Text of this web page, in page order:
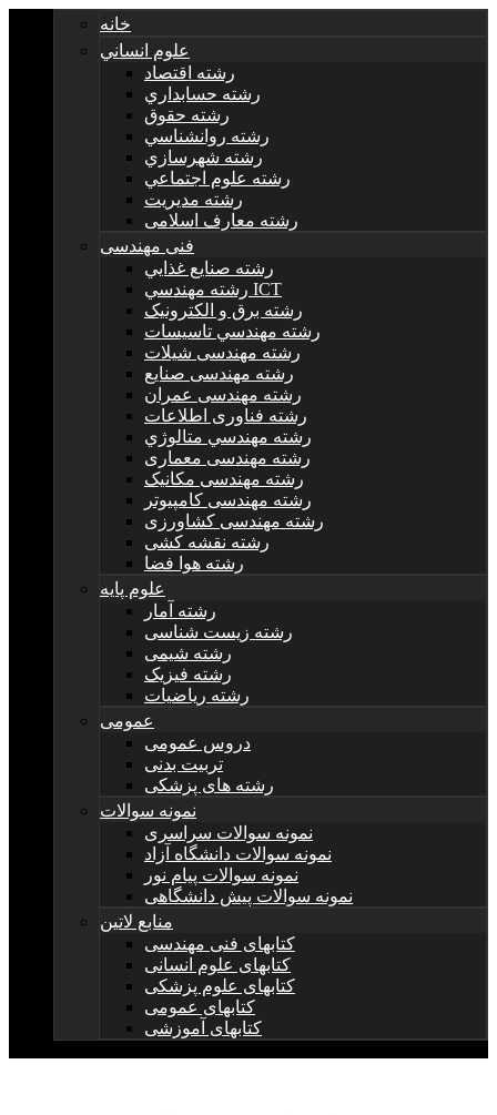
خانه
علوم انساني
رشته اقتصاد
رشته حسابداري
رشته حقوق
رشته روانشناسي
رشته شهرسازي
رشته علوم اجتماعي
رشته مديريت
رشته معارف اسلامی
فنی مهندسی
رشته صنايع غذايي
رشته مهندسي ICT
رشته برق و الکترونيک
رشته مهندسي تاسيسات
رشته مهندسی شیلات
رشته مهندسی صنایع
رشته مهندسی عمران
رشته فناوری اطلاعات
رشته مهندسي متالوژي
رشته مهندسی معماری
رشته مهندسی مکانیک
رشته مهندسی کامپیوتر
رشته مهندسی کشاورزی
رشته نقشه کشی
رشته هوا فضا
علوم پایه
رشته آمار
رشته زیست شناسی
رشته شیمی
رشته فیزیک
رشته ریاضیات
عمومی
دروس عمومی
تربیت بدنی
رشته های پزشکی
نمونه سوالات
نمونه سوالات سراسری
نمونه سوالات دانشگاه آزاد
نمونه سوالات پیام نور
نمونه سوالات پیش دانشگاهی
منابع لاتین
کتابهای فنی مهندسی
کتابهای علوم انسانی
کتابهای علوم پزشکی
کتابهای عمومی
کتابهای آموزشی